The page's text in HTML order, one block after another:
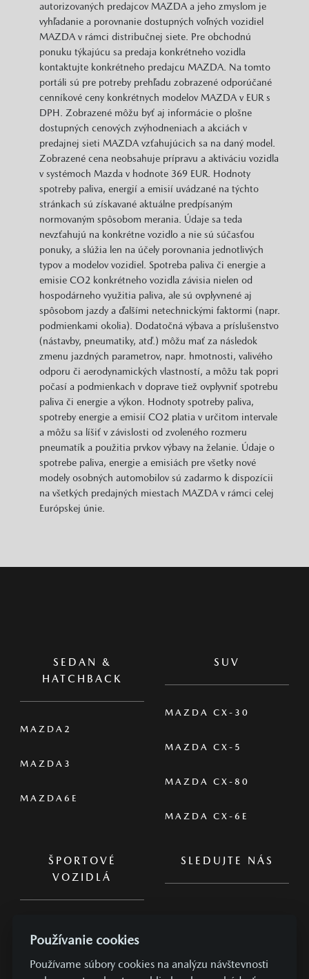
autorizovaných predajcov MAZDA a jeho zmyslom je
vyhľadanie a porovnanie dostupných voľných vozidiel
MAZDA v rámci distribučnej siete. Pre obchodnú
ponuku týkajúcu sa predaja konkrétneho vozidla
kontaktujte konkrétneho predajcu MAZDA. Na tomto
portáli sú pre potreby prehľadu zobrazené odporúčané
cenníkové ceny konkrétnych modelov MAZDA v EUR s
DPH. Zobrazené môžu byť aj informácie o plošne
dostupných cenových zvýhodneniach a akciách v
predajnej sieti MAZDA vzťahujúcich sa na daný model.
Zobrazené cena neobsahuje prípravu a aktiváciu vozidla
v systémoch Mazda v hodnote 369 EUR. Hodnoty
spotreby paliva, energií a emisií uvádzané na týchto
stránkach sú získavané aktuálne predpísaným
normovaným spôsobom merania. Údaje sa teda
nevzťahujú na konkrétne vozidlo a nie sú súčasťou
ponuky, a slúžia len na účely porovnania jednotlivých
typov a modelov vozidiel. Spotreba paliva či energie a
emisie CO2 konkrétneho vozidla závisia nielen od
hospodárneho využitia paliva, ale sú ovplyvnené aj
spôsobom jazdy a ďalšími netechnickými faktormi (napr.
podmienkami okolia). Dodatočná výbava a príslušenstvo
(nástavby, pneumatiky, atď.) môžu mať za následok
zmenu jazdných parametrov, napr. hmotnosti, valivého
odporu či aerodynamických vlastností, a môžu tak popri
počasí a podmienkach v doprave tiež ovplyvniť spotrebu
paliva či energie a výkon. Hodnoty spotreby paliva,
spotreby energie a emisií CO2 platia v určitom intervale
a môžu sa líšiť v závislosti od zvoleného rozmeru
pneumatík a použitia prvkov výbavy na želanie. Údaje o
spotrebe paliva, energie a emisiách pre všetky nové
modely osobných automobilov sú zadarmo k dispozícii
na všetkých predajných miestach MAZDA v rámci celej
Európskej únie.
SEDAN &
HATCHBACK
MAZDA2
MAZDA3
MAZDA6E
SUV
MAZDA CX-30
MAZDA CX-5
MAZDA CX-80
MAZDA CX-6E
ŠPORTOVÉ
VOZIDLÁ
MAZDA MX-5 RF
SLEDUJTE NÁS
Používanie cookies
Používame súbory cookies na analýzu návštevnosti